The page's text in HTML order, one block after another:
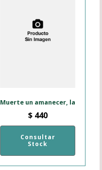
Muerte un amanecer, la
$440
Consultar
Stock